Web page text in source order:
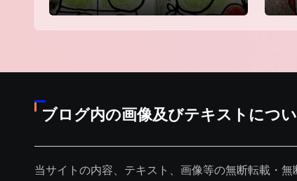
ブログ内の画像及びテキストにつ
当サイトの内容、テキスト、画像等の無断転載・無